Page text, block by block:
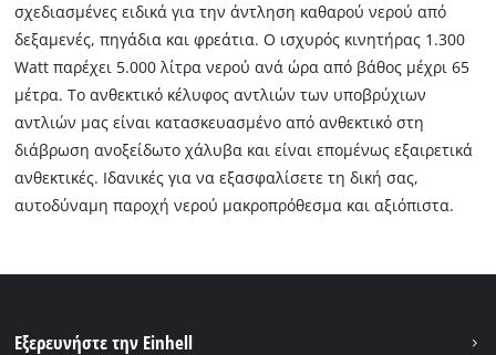
σχεδιασμένες ειδικά για την άντληση καθαρού νερού από
δεξαμενές, πηγάδια και φρεάτια. Ο ισχυρός κινητήρας 1.300
Watt παρέχει 5.000 λίτρα νερού ανά ώρα από βάθος μέχρι 65
μέτρα. Το ανθεκτικό κέλυφος αντλιών των υποβρύχιων
αντλιών μας είναι κατασκευασμένο από ανθεκτικό στη
διάβρωση ανοξείδωτο χάλυβα και είναι επομένως εξαιρετικά
ανθεκτικές. Ιδανικές για να εξασφαλίσετε τη δική σας,
αυτοδύναμη παροχή νερού μακροπρόθεσμα και αξιόπιστα.
Εξερευνήστε την Einhell